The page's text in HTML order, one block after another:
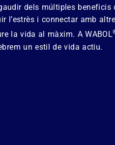
dels múltiples beneficis
l’estrès i connectar amb
la vida al màxim. A WABOL
un estil de vida actiu.